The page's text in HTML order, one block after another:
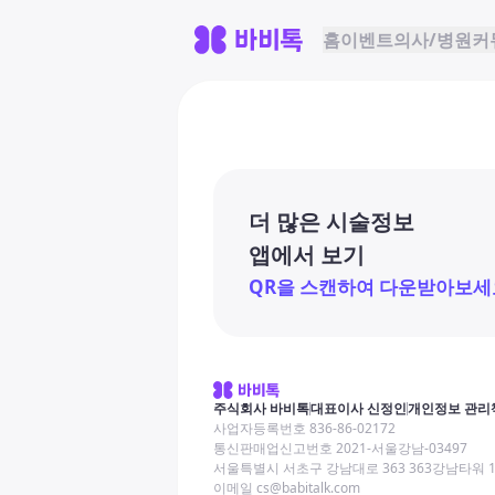
홈이벤트의사/병원커
더 많은 시술정보
앱에서 보기
QR을 스캔하여 다운받아보세
주식회사 바비톡대표이사 신정인개인정보 관리
사업자등록번호 836-86-02172
통신판매업신고번호 2021-서울강남-03497
서울특별시 서초구 강남대로 363 363강남타워
이메일 cs@babitalk.com